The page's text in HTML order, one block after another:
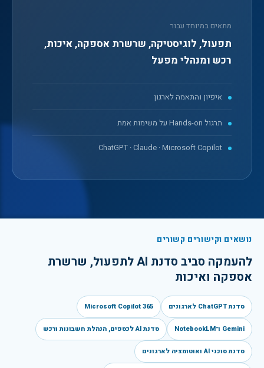
מתאים במיוחד עבור
תפעול, לוגיסטיקה, שרשרת אספקה, איכות,
רכש ומנהלי מפעל
איפיון והתאמה לארגון
תרגול Hands-on על משימות אמת
ChatGPT · Claude · Microsoft Copilot
נושאים וקישורים קשורים
להעמקה סביב
סדנת AI לתפעול, שרשרת
אספקה ואיכות
סדנת ChatGPT לארגונים Microsoft Copilot 365
Gemini ו־NotebookLM סדנת AI לכספים, הנהלת חשבונות ורכש
סדנת סוכני AI ואוטומציה לארגונים